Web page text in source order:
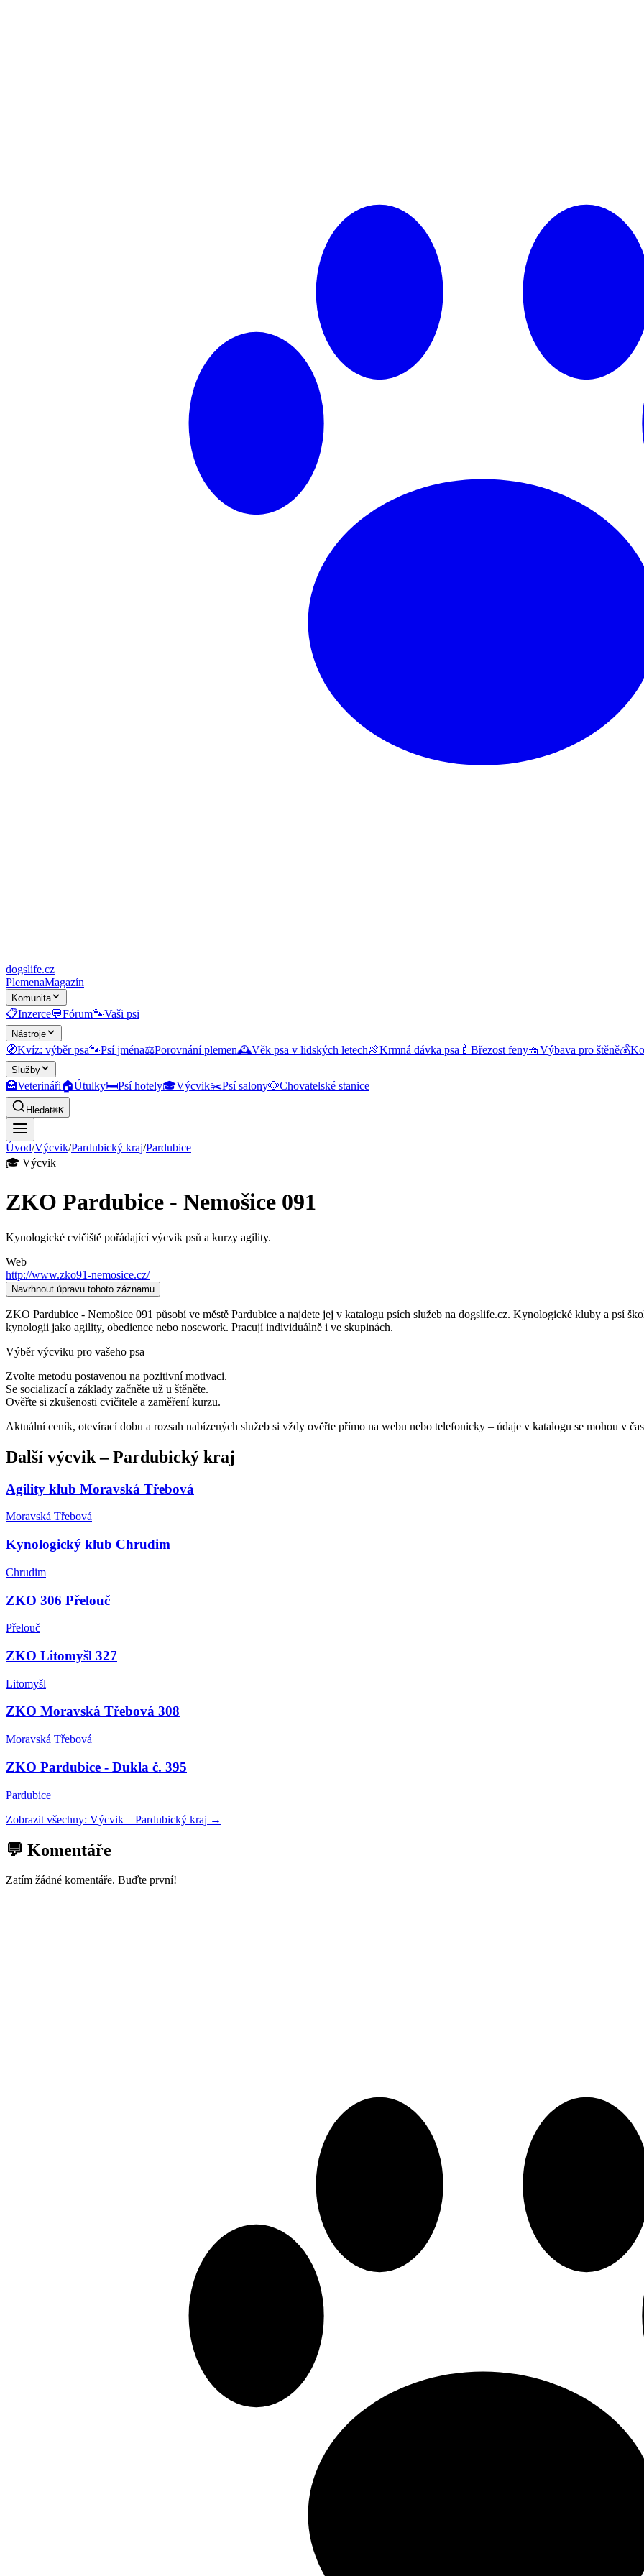
dogslife.cz
PlemenaMagazín
Komunita
📋Inzerce💬Fórum🐾Vaši psi
Nástroje
🧭Kvíz: výběr psa🐾Psí jména⚖️Porovnání plemen🕰️Věk psa v lidských letech🍖Krmná dávka psa 🍼 Březost feny🧺Výbava pro štěně💰
Služby
🏥Veterináři🏠Útulky🛏️Psí hotely🎓Výcvik✂️Psí salony🐶Chovatelské stanice
Hledat⌘K
Úvod/Výcvik/Pardubický kraj/Pardubice
🎓 Výcvik
ZKO Pardubice - Nemošice 091
Kynologické cvičiště pořádající výcvik psů a kurzy agility.
Web
http://www.zko91-nemosice.cz/
Navrhnout úpravu tohoto záznamu
ZKO Pardubice - Nemošice 091 působí ve městě Pardubice a najdete jej v katalogu psích služeb na dogslife.cz. Kynologické kluby a psí
kynologii jako agility, obedience nebo nosework. Pracují individuálně i ve skupinách.
Výběr výcviku pro vašeho psa
Zvolte metodu postavenou na pozitivní motivaci.
Se socializací a základy začněte už u štěněte.
Ověřte si zkušenosti cvičitele a zaměření kurzu.
Aktuální ceník, otevírací dobu a rozsah nabízených služeb si vždy ověřte přímo na webu nebo telefonicky – údaje v katalogu se mohou v
Další výcvik–Pardubický kraj
Agility klub Moravská Třebová
Moravská Třebová
Kynologický klub Chrudim
Chrudim
ZKO 306 Přelouč
Přelouč
ZKO Litomyšl 327
Litomyšl
ZKO Moravská Třebová 308
Moravská Třebová
ZKO Pardubice - Dukla č. 395
Pardubice
Zobrazit všechny: Výcvik – Pardubický kraj →
💬 Komentáře
Zatím žádné komentáře. Buďte první!